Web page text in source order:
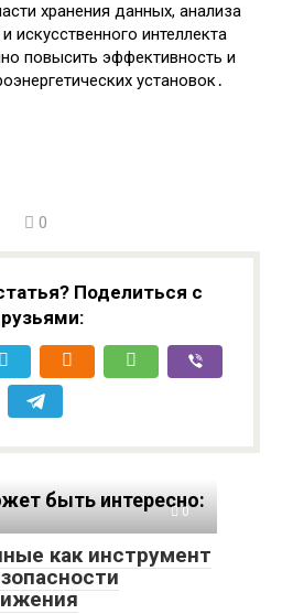
хранения данных, анализа
искусственного интеллекта
повысить эффективность и
установок․
0
Поделиться с
быть интересно:
0
как инструмент